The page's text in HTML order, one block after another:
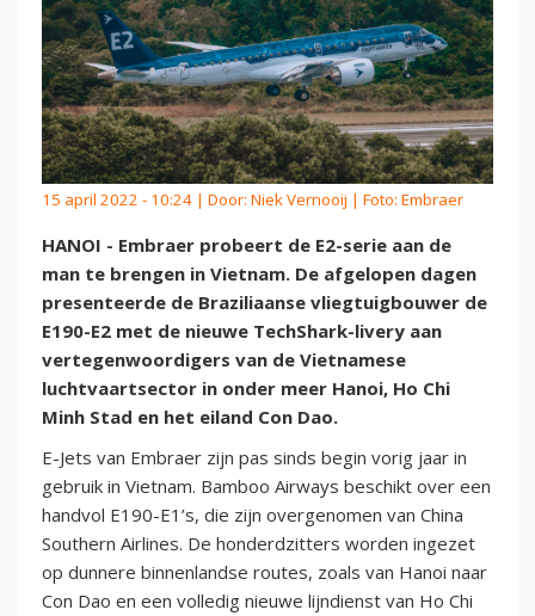
15 april 2022 - 10:24 | Door: Niek Vernooij | Foto: Embraer
HANOI - Embraer probeert de E2-serie aan de
man te brengen in Vietnam. De afgelopen dagen
presenteerde de Braziliaanse vliegtuigbouwer de
E190-E2 met de nieuwe TechShark-livery aan
vertegenwoordigers van de Vietnamese
luchtvaartsector in onder meer Hanoi, Ho Chi
Minh Stad en het eiland Con Dao.
E-Jets van Embraer zijn pas sinds begin vorig jaar in
gebruik in Vietnam. Bamboo Airways beschikt over een
handvol E190-E1’s, die zijn overgenomen van China
Southern Airlines. De honderdzitters worden ingezet
op dunnere binnenlandse routes, zoals van Hanoi naar
Con Dao en een volledig nieuwe lijndienst van Ho Chi